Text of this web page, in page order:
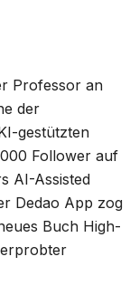
Professor an
der
gestützten
Follower auf
AI-Assisted
Dedao App zog
Buch High-